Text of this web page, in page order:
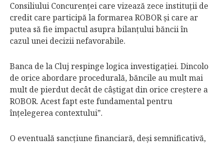
Consiliului Concurenţei care vizează zece instituţii de
credit care participă la formarea ROBOR şi care ar
putea să fie impactul asupra bilanţului băncii în
cazul unei decizii nefavorabile.
Banca de la Cluj respinge logica investigaţiei. Dincolo
de orice abordare procedurală, băncile au mult mai
mult de pierdut decât de câştigat din orice creştere a
ROBOR. Acest fapt este fundamental pentru
înţelegerea contextului”.
O eventuală sancţiune finan­ciară, deşi semnificativă,